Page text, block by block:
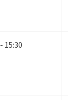
15:30